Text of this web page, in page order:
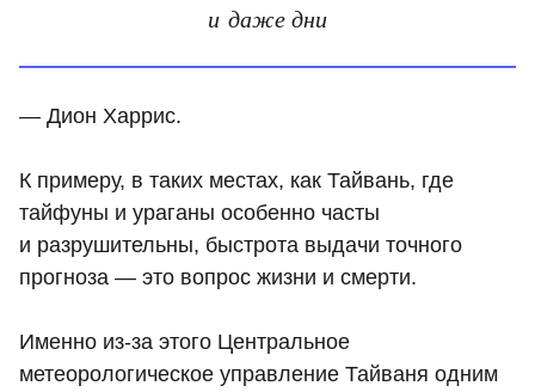
и даже дни
— Дион Харрис.
К примеру, в таких местах, как Тайвань, где
тайфуны и ураганы особенно часты
и разрушительны, быстрота выдачи точного
прогноза — это вопрос жизни и смерти.
Именно из-за этого Центральное
метеорологическое управление Тайваня одним